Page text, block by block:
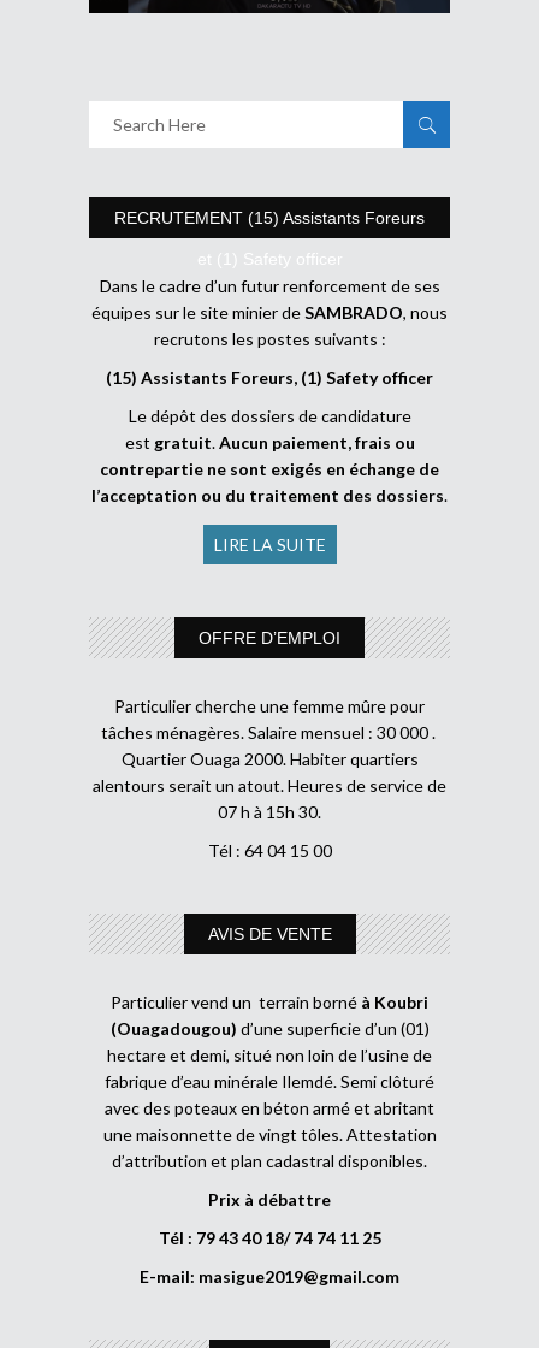
RECRUTEMENT (15) Assistants Foreurs
et (1) Safety officer
Dans le cadre d’un futur renforcement de ses
équipes sur le site minier deSAMBRADO, nous
recrutons les postes suivants :
(15) Assistants Foreurs, (1) Safety officer
Le dépôt des dossiers de candidature
est gratuit.Aucun paiement, frais ou
contrepartie ne sont exigés en échange de
l’acceptation ou du traitement des dossiers.
LIRE LA SUITE
OFFRE D’EMPLOI
Particulier cherche une femme mûre pour
tâches ménagères. Salaire mensuel : 30 000 .
Quartier Ouaga 2000. Habiter quartiers
alentours serait un atout. Heures de service de
07 h à 15h 30.
Tél : 64 04 15 00
AVIS DE VENTE
Particulier vend un terrain borné à Koubri
(Ouagadougou) d’une superficie d’un (01)
hectare et demi, situé non loin de l’usine de
fabrique d’eau minérale Ilemdé. Semi clôturé
avec des poteaux en béton armé et abritant
une maisonnette de vingt tôles. Attestation
d’attribution et plan cadastral disponibles.
Prix à débattre
Tél : 79 43 40 18/ 74 74 11 25
E-mail: masigue2019@gmail.com